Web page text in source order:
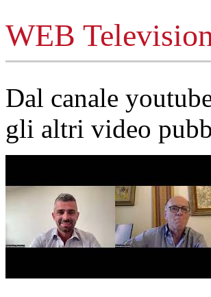
WEB
Dal canale
gli altri video